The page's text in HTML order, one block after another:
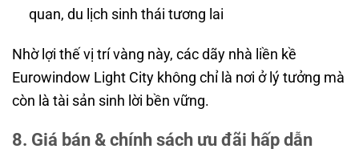
quan, du lịch sinh thái tương lai
Nhờ lợi thế vị trí vàng này, các dãy nhà liền kề
Eurowindow Light City không chỉ là nơi ở lý tưởng mà
còn là tài sản sinh lời bền vững.
8. Giá bán & chính sách ưu đãi hấp dẫn